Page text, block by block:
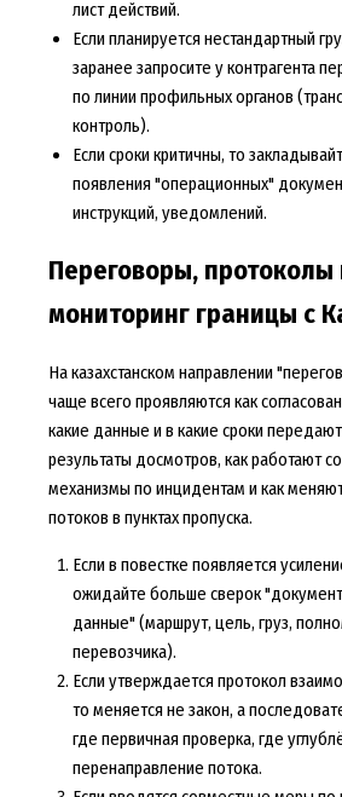
лист действий.
Если планируется нестандартный
заранее запросите у контрагента
по линии профильных органов
контроль).
Если сроки критичны, то
появления "операционных"
инструкций, уведомлений.
Переговоры, протоколы
мониторинг границы с
На казахстанском направлении
чаще всего проявляются как
какие данные и в какие сроки
результаты досмотров, как работают
механизмы по инцидентам и как
потоков в пунктах пропуска.
Если в повестке появляется
ожидайте больше сверок
данные" (маршрут, цель, груз,
перевозчика).
Если утверждается протокол
то меняется не закон, а
где первичная проверка, где
перенаправление потока.